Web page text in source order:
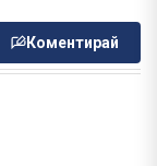
Коментирай